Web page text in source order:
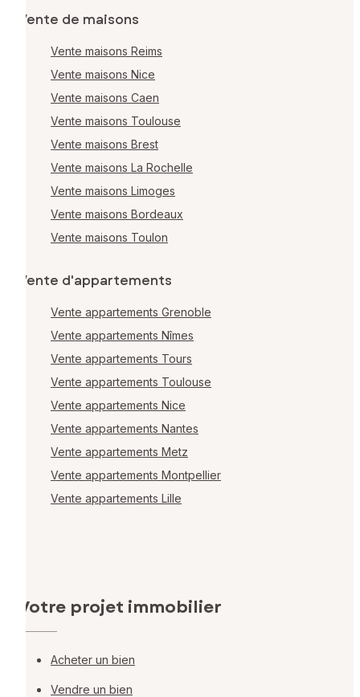
Vente de maisons
Vente maisons Reims
Vente maisons Nice
Vente maisons Caen
Vente maisons Toulouse
Vente maisons Brest
Vente maisons La Rochelle
Vente maisons Limoges
Vente maisons Bordeaux
Vente maisons Toulon
Vente d'appartements
Vente appartements Grenoble
Vente appartements Nîmes
Vente appartements Tours
Vente appartements Toulouse
Vente appartements Nice
Vente appartements Nantes
Vente appartements Metz
Vente appartements Montpellier
Vente appartements Lille
Votre projet immobilier
Acheter un bien
Vendre un bien